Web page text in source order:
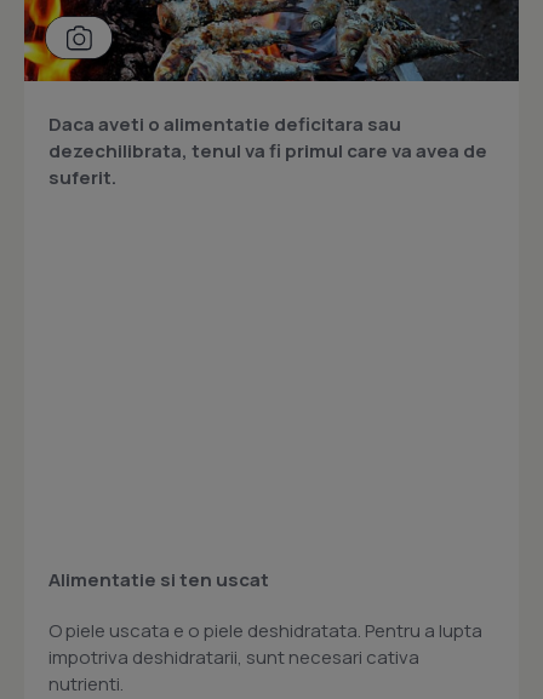
Daca aveti o alimentatie deficitara sau
dezechilibrata, tenul va fi primul care va avea de
suferit.
Alimentatie si ten uscat
O piele uscata e o piele deshidratata. Pentru a lupta
impotriva deshidratarii, sunt necesari cativa
nutrienti.